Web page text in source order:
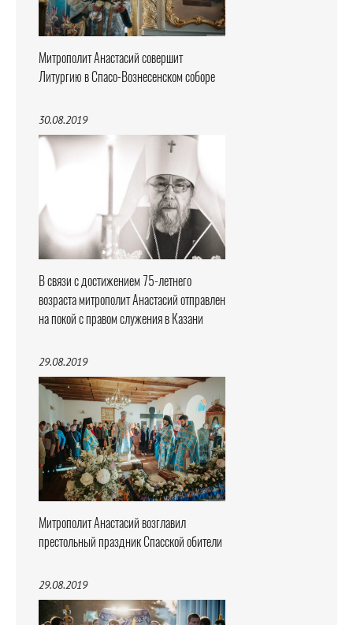
Митрополит Анастасий совершит
Литургию в Спасо-Вознесенском соборе
30.08.2019
В связи с достижением 75-летнего
возраста митрополит Анастасий отправлен
на покой с правом служения в Казани
29.08.2019
Митрополит Анастасий возглавил
престольный праздник Спасской обители
29.08.2019